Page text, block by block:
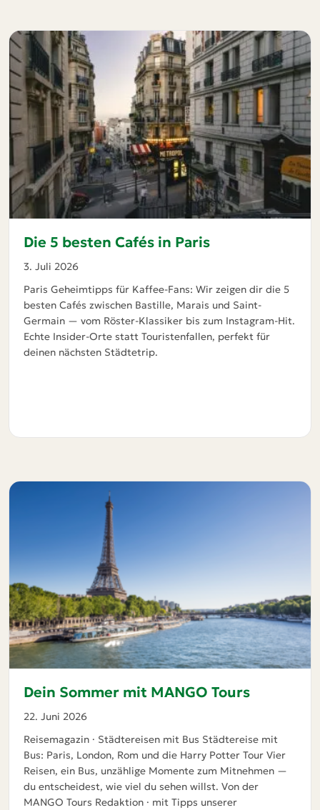
Die 5 besten Cafés in Paris
3. Juli 2026
Paris Geheimtipps für Kaffee-Fans: Wir zeigen dir die 5
besten Cafés zwischen Bastille, Marais und Saint-
Germain — vom Röster-Klassiker bis zum Instagram-Hit.
Echte Insider-Orte statt Touristenfallen, perfekt für
deinen nächsten Städtetrip.
Dein Sommer mit MANGO Tours
22. Juni 2026
Reisemagazin · Städtereisen mit Bus Städtereise mit
Bus: Paris, London, Rom und die Harry Potter Tour Vier
Reisen, ein Bus, unzählige Momente zum Mitnehmen —
du entscheidest, wie viel du sehen willst. Von der
MANGO Tours Redaktion · mit Tipps unserer